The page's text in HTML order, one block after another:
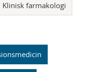
Klinisk farmakologi